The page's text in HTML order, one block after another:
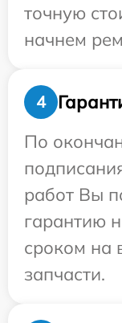
точную
начнем
4
По
работ Вы
гарантию
сроком на
запчасти.